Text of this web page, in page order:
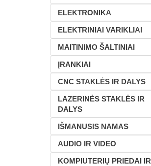
ELEKTRONIKA
ELEKTRINIAI VARIKLIAI
MAITINIMO ŠALTINIAI
ĮRANKIAI
CNC STAKLĖS IR DALYS
LAZERINĖS STAKLĖS IR
DALYS
IŠMANUSIS NAMAS
AUDIO IR VIDEO
KOMPIUTERIŲ PRIEDAI IR